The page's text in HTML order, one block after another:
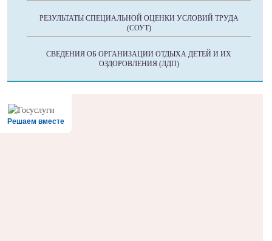
РЕЗУЛЬТАТЫ СПЕЦИАЛЬНОЙ ОЦЕНКИ УСЛОВИЙ ТРУДА
(СОУТ)
СВЕДЕНИЯ ОБ ОРГАНИЗАЦИИ ОТДЫХА ДЕТЕЙ И ИХ
ОЗДОРОВЛЕНИЯ (ЛДП)
Решаем вместе